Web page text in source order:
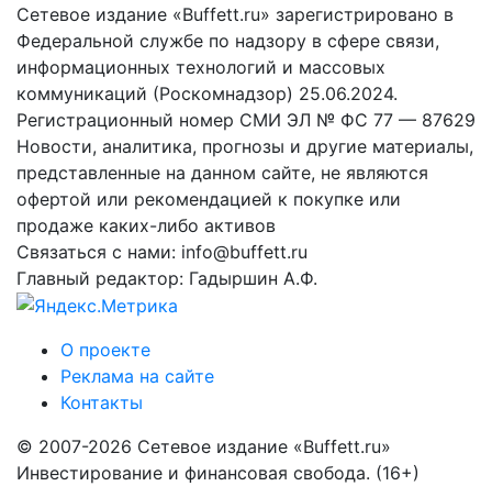
Сетевое издание «Buffett.ru» зарегистрировано в
Федеральной службе по надзору в сфере связи,
информационных технологий и массовых
коммуникаций (Роскомнадзор) 25.06.2024.
Регистрационный номер СМИ ЭЛ № ФС 77 — 87629
Новости, аналитика, прогнозы и другие материалы,
представленные на данном сайте, не являются
офертой или рекомендацией к покупке или
продаже каких-либо активов
Связаться с нами: info@buffett.ru
Главный редактор: Гадыршин А.Ф.
О проекте
Реклама на сайте
Контакты
© 2007-2026 Сетевое издание «Buffett.ru»
Инвестирование и финансовая свобода. (16+)